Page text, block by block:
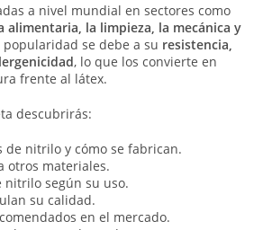
a nivel mundial en sectores como
alimentaria, la limpieza, la mecánica y
popularidad se debe a su resistencia,
, lo que los convierte en
frente al látex.
descubrirás:
de nitrilo y cómo se fabrican.
otros materiales.
nitrilo según su uso.
su calidad.
en el mercado.